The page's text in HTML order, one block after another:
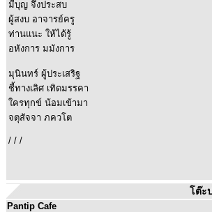
มีบุญ จึงประสบ
ผู้สงบ อาจารย์ครู
ท่านแนะ ให้ได้รู้
อหังการ มมังการ
มุนินทร์ ผู้ประเสริฐ
ชี้ทางเลิศ เทิดมรรคา
ใครทุกข์ น้อมเข้ามา
จตุสัจจา ภควโต
/ / /
โต๊ะ
Pantip Cafe